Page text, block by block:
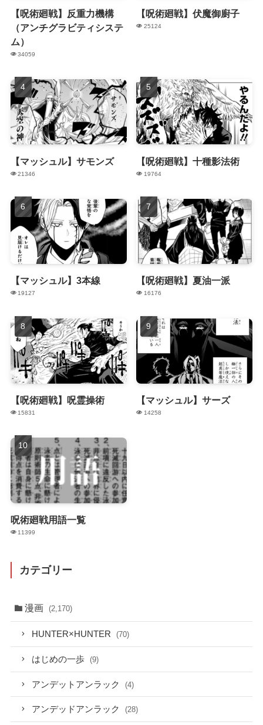
【呪術廻戦】反重力機構
（アンチグラビティシステ
ム）
34059
【呪術廻戦】伏魔御廚子
25124
【マッシュル】サモンズ
21346
【呪術廻戦】十種影法術
19764
【マッシュル】3本線
19127
【呪術廻戦】夏油一派
16176
【呪術廻戦】呪霊操術
15831
【マッシュル】サーズ
14258
呪術廻戦用語一覧
11399
カテゴリー
漫画 (2,170)
HUNTER×HUNTER (70)
はじめの一歩 (9)
アンデットアンラック (4)
アンデッドアンラック (28)